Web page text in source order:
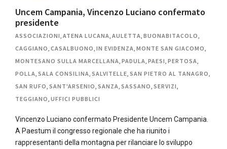
Uncem Campania, Vincenzo Luciano confermato
presidente
ASSOCIAZIONI ATENA LUCANA AULETTA BUONABITACOLO
CAGGIANO CASALBUONO IN EVIDENZA MONTE SAN GIACOMO
MONTESANO SULLA MARCELLANA PADULA PAESI PERTOSA
POLLA SALA CONSILINA SALVITELLE SAN PIETRO AL TANAGRO
SAN RUFO SANT'ARSENIO SANZA SASSANO SERVIZI
TEGGIANO UFFICI PUBBLICI
Vincenzo Luciano confermato Presidente Uncem Campania.
A Paestum il congresso regionale che ha riunito i
rappresentanti della montagna per rilanciare lo sviluppo